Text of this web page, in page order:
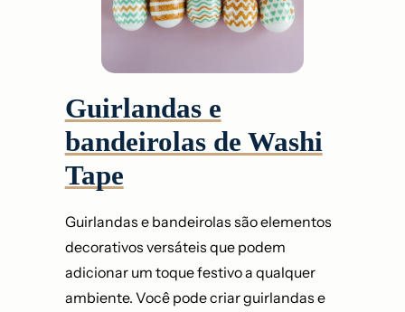
Guirlandas e
bandeirolas de Washi
Tape
Guirlandas e bandeirolas são elementos
decorativos versáteis que podem
adicionar um toque festivo a qualquer
ambiente. Você pode criar guirlandas e